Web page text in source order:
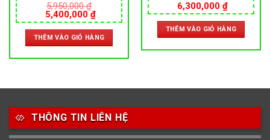
SIZE 40MM – MÁY NHẬT
5,950,000₫
Giá
gốc
là:
5,950,000 ₫.
5,400,000 ₫Giá
hiện
tại
là:
5,400,000 ₫.
THÊM VÀO GIỎ HÀNG
40MM – MÁY NHẬT
6,300,000 ₫
THÊM VÀO GIỎ HÀNG
THÔNG TIN LIÊN HỆ